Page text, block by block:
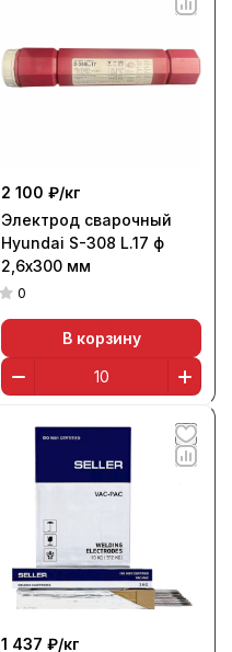
2 100 ₽/кг
Электрод сварочный
Hyundai S-308 L.17 ф
2,6х300 мм
0
В корзину
1 437 ₽/кг